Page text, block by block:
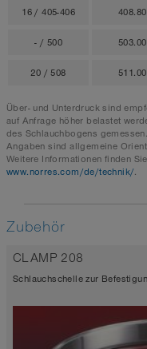
16 / 405-406 408.80
- / 500 503.00
20 / 508 511.00
Über- und Unterdruck sind
auf Anfrage höher belastet
des Schlauchbogens
Angaben sind allgemeine
Weitere Informationen finden
www.norres.com/de/technik/.
Zubehör
CLAMP 208
Schlauchschelle zur